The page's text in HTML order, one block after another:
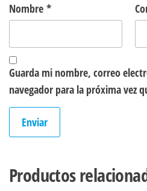
Nombre *
Guarda mi nombre, correo
navegador para la próxima vez
Productos